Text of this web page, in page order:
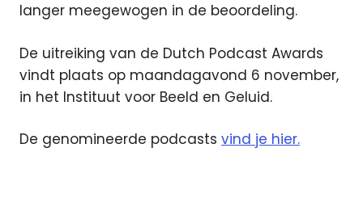
langer meegewogen in de beoordeling.
De uitreiking van de Dutch Podcast Awards
vindt plaats op maandagavond 6 november,
in het Instituut voor Beeld en Geluid.
De genomineerde podcasts vind je hier.